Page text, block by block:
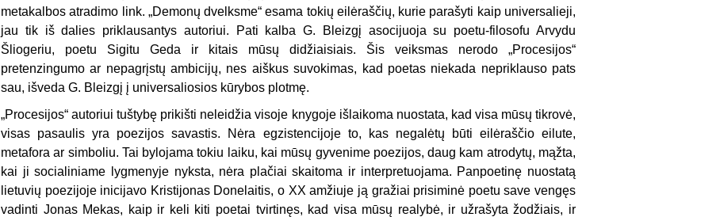
metakalbos atradimo link. „Demonų dvelksme“ esama tokių eilėraščių, kurie parašyti kaip universalieji,
jau tik iš dalies priklausantys autoriui. Pati kalba G. Bleizgį asocijuoja su poetu-filosofu Arvydu
Šliogeriu, poetu Sigitu Geda ir kitais mūsų didžiaisiais. Šis veiksmas nerodo „Procesijos“
pretenzingumo ar nepagrįstų ambicijų, nes aiškus suvokimas, kad poetas niekada nepriklauso pats
sau, išveda G. Bleizgį į universaliosios kūrybos plotmę.
„Procesijos“ autoriui tuštybę prikišti neleidžia visoje knygoje išlaikoma nuostata, kad visa mūsų tikrovė,
visas pasaulis yra poezijos savastis. Nėra egzistencijoje to, kas negalėtų būti eilėraščio eilute,
metafora ar simboliu. Tai bylojama tokiu laiku, kai mūsų gyvenime poezijos, daug kam atrodytų, mąžta,
kai ji socialiniame lygmenyje nyksta, nėra plačiai skaitoma ir interpretuojama. Panpoetinę nuostatą
lietuvių poezijoje inicijavo Kristijonas Donelaitis, o XX amžiuje ją gražiai prisiminė poetu save vengęs
vadinti Jonas Mekas, kaip ir keli kiti poetai tvirtinęs, kad visa mūsų realybė, ir užrašyta žodžiais, ir